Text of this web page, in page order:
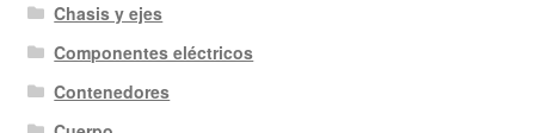
Chasis y ejes
Componentes eléctricos
Contenedores